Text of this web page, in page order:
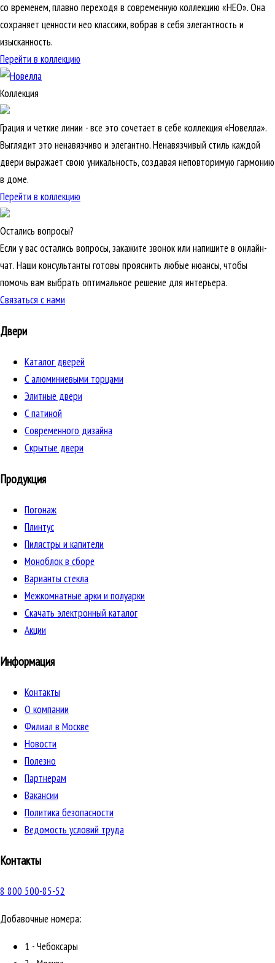
со временем, плавно переходя в современную коллекцию «НЕО». Она
сохраняет ценности нео классики, вобрав в себя элегантность и
изысканность.
Перейти в коллекцию
Коллекция
Грация и четкие линии - все это сочетает в себе коллекция «Новелла».
Выглядит это ненавязчиво и элегантно. Ненавязчивый стиль каждой
двери выражает свою уникальность, создавая неповторимую гармонию
в доме.
Перейти в коллекцию
Остались вопросы?
Если у вас остались вопросы, закажите звонок или напишите в онлайн-
чат. Наши консультанты готовы прояснить любые нюансы, чтобы
помочь вам выбрать оптимальное решение для интерьера.
Связаться с нами
Двери
Каталог дверей
C алюминиевыми торцами
Элитные двери
C патиной
Cовременного дизайна
Скрытые двери
Продукция
Погонаж
Плинтус
Пилястры и капители
Моноблок в сборе
Варианты стекла
Межкомнатные арки и полуарки
Скачать электронный каталог
Акции
Информация
Контакты
О компании
Филиал в Москве
Новости
Полезно
Партнерам
Вакансии
Политика безопасности
Ведомость условий труда
Контакты
8 800 500-85-52
Добавочные номера:
1 - Чебоксары